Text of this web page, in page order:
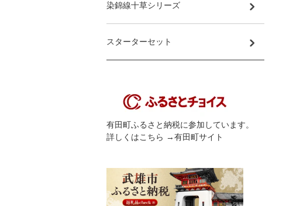
染錦線十草シリーズ
スターターセット
有田町ふるさと納税に参加しています。
詳しくはこちら →有田町サイト